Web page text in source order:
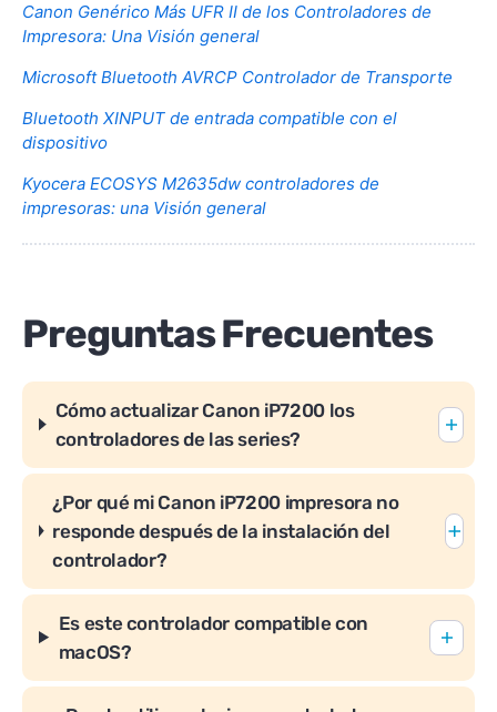
Canon Genérico Más UFR II de los Controladores de
Impresora: Una Visión general
Microsoft Bluetooth AVRCP Controlador de Transporte
Bluetooth XINPUT de entrada compatible con el
dispositivo
Kyocera ECOSYS M2635dw controladores de
impresoras: una Visión general
Preguntas Frecuentes
Cómo actualizar Canon iP7200 los
controladores de las series?
¿Por qué mi Canon iP7200 impresora no
responde después de la instalación del
controlador?
Es este controlador compatible con
macOS?